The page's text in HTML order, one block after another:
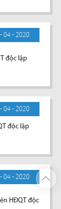
04 - 2020
độc lập
04 - 2020
độc lập
04 - 2020
HĐQT độc